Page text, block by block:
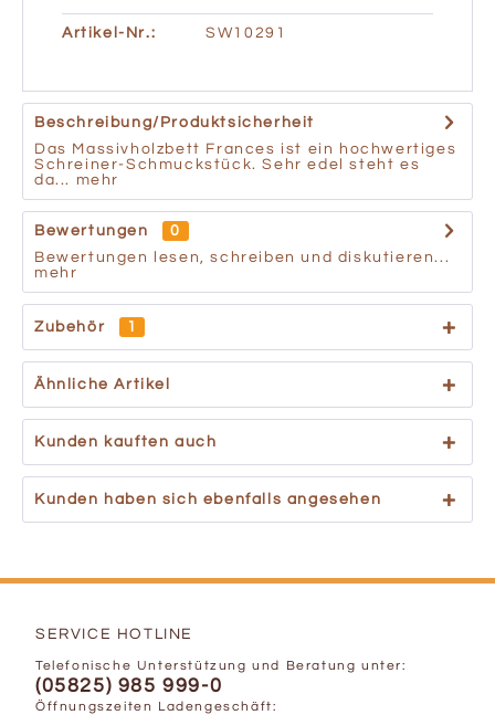
Artikel-Nr.: SW10291
Beschreibung/Produktsicherheit
Das Massivholzbett Frances ist ein hochwertiges
Schreiner-Schmuckstück. Sehr edel steht es
da...
mehr
Bewertungen
0
Bewertungen lesen, schreiben und diskutieren...
mehr
Zubehör 1
Ähnliche Artikel
Kunden kauften auch
Kunden haben sich ebenfalls angesehen
SERVICE HOTLINE
Telefonische Unterstützung und Beratung unter:
(05825) 985 999-0
Öffnungszeiten Ladengeschäft: